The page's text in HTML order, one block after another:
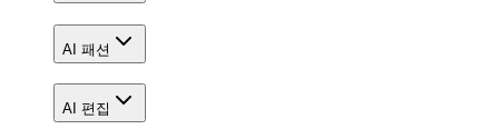
AI 패션
AI 편집